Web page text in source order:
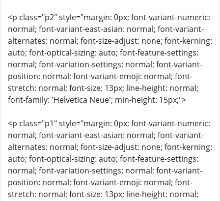
<p class="p2" style="margin: 0px; font-variant-numeric:
normal; font-variant-east-asian: normal; font-variant-
alternates: normal; font-size-adjust: none; font-kerning:
auto; font-optical-sizing: auto; font-feature-settings:
normal; font-variation-settings: normal; font-variant-
position: normal; font-variant-emoji: normal; font-
stretch: normal; font-size: 13px; line-height: normal;
font-family: 'Helvetica Neue'; min-height: 15px;">
<p class="p1" style="margin: 0px; font-variant-numeric:
normal; font-variant-east-asian: normal; font-variant-
alternates: normal; font-size-adjust: none; font-kerning:
auto; font-optical-sizing: auto; font-feature-settings:
normal; font-variation-settings: normal; font-variant-
position: normal; font-variant-emoji: normal; font-
stretch: normal; font-size: 13px; line-height: normal;